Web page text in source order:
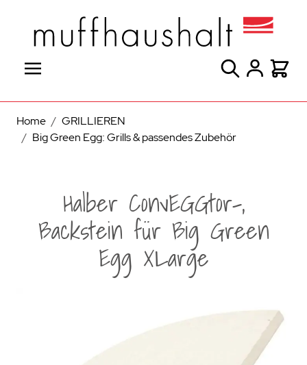
Suche
Home / GRILLIEREN
/ Big Green Egg: Grills & passendes Zubehör
Halber ConvEGGtor-,
Backstein für Big Green
Egg XLarge